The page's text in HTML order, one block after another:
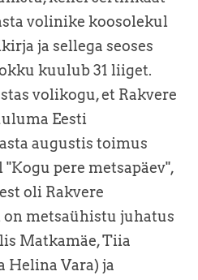
volinike koosolekul
ja sellega seoses
kuulub 31 liiget.
volikogu, et Rakvere
Eesti
augustis toimus
pere metsapäev",
oli Rakvere
metsaühistu juhatus
Matkamäe, Tiia
Helina Vara) ja